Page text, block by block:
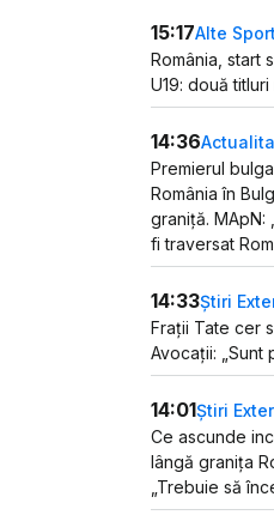
15:17Alte
România, start
U19: două
14:36
Premierul
România în
graniță. MApN:
fi traversat
14:33Știri
Frații Tate cer
Avocații:
14:01Știri
Ce ascunde
lângă granița
„Trebuie să